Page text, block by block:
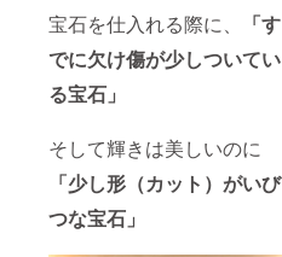
宝石を仕入れる際に、
「す
でに欠け傷が少しついてい
る宝石」
そして輝きは美しいのに
「少し形（カット）がいび
つな宝石」